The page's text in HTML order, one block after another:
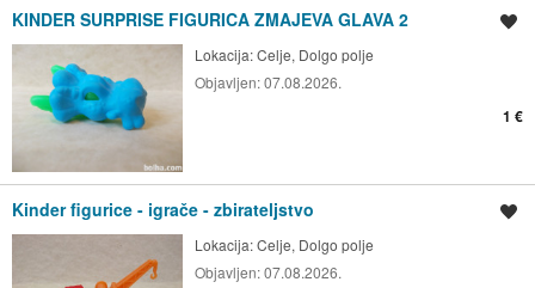
KINDER SURPRISE FIGURICA ZMAJEVA GLAVA 2
Lokacija:Celje, Dolgo polje
Objavljen:07.08.2026.
1 €
Kinder figurice - igrače - zbirateljstvo
Lokacija:Celje, Dolgo polje
Objavljen:07.08.2026.